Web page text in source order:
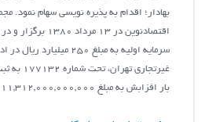
بهادار؛ اقدام به پذيره‌ نويسي سهام نمود.
سرمايه اوليه به مبلغ 250
غيرتجاري
بار افزابش به مبلغ 11,312,000,000,000 ريال رسید.